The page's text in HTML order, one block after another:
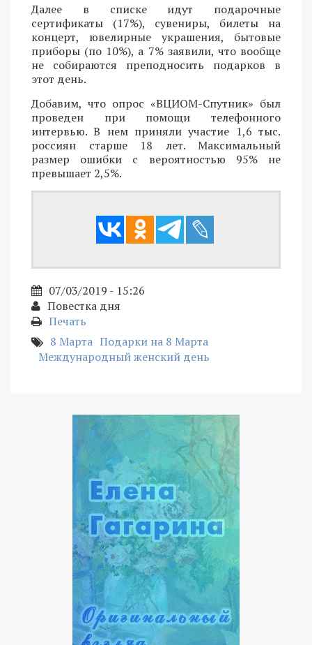
Далее в списке идут подарочные
сертификаты (17%), сувениры, билеты на
концерт, ювелирные украшения, бытовые
приборы (по 10%), а 7% заявили, что вообще
не собираются преподносить подарков в
этот день.
Добавим, что опрос «ВЦИОМ-Спутник» был
проведен при помощи телефонного
интервью. В нем приняли участие 1,6 тыс.
россиян старше 18 лет. Максимальный
размер ошибки с вероятностью 95% не
превышает 2,5%.
07/03/2019 - 15:26
Повестка дня
Печать
8 Марта Подарки на 8 Марта
Международный женский день